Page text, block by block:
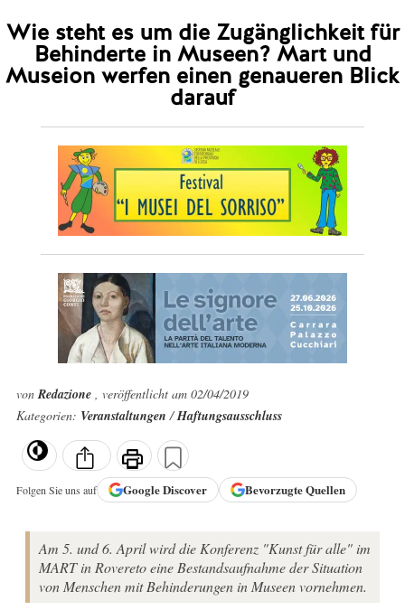
Wie steht es um die Zugänglichkeit für
Behinderte in Museen? Mart und
Museion werfen einen genaueren Blick
darauf
vonRedazione , veröffentlicht am 02/04/2019
Kategorien: Veranstaltungen/Haftungsausschluss
Folgen Sie uns auf GoogleDiscover Bevorzugte Quellen
Am 5. und 6. April wird die Konferenz "Kunst für alle" im
MART in Rovereto eine Bestandsaufnahme der Situation
von Menschen mit Behinderungen in Museen vornehmen.